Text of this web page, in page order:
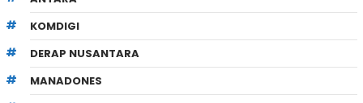
KOMDIGI
DERAP NUSANTARA
MANADONES